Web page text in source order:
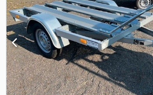
értékesítés jogát fenntartjuk, a jármű nincs